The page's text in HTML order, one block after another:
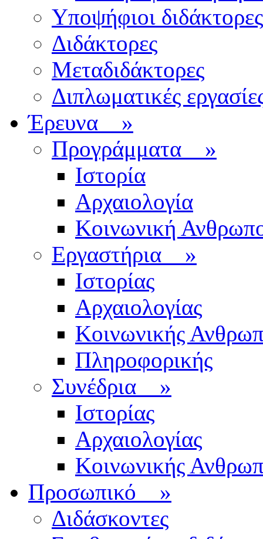
Υποψήφιοι διδάκτορες
Διδάκτορες
Μεταδιδάκτορες
Διπλωματικές
Έρευνα »
Προγράμματα »
Ιστορία
Αρχαιολογία
Κοινωνική
Εργαστήρια »
Ιστορίας
Αρχαιολογίας
Κοινωνικής
Πληροφορικής
Συνέδρια »
Ιστορίας
Αρχαιολογίας
Κοινωνικής
Προσωπικό »
Διδάσκοντες